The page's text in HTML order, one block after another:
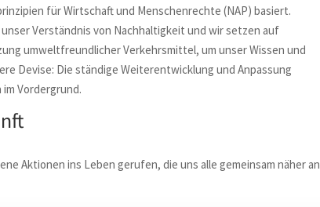
für Wirtschaft und Menschenrechte (NAP) basiert.
Verständnis von Nachhaltigkeit und wir setzen auf
umweltfreundlicher Verkehrsmittel, um unser Wissen und
Devise: Die ständige Weiterentwicklung und Anpassung
Vordergrund.
Aktionen ins Leben gerufen, die uns alle gemeinsam näher an